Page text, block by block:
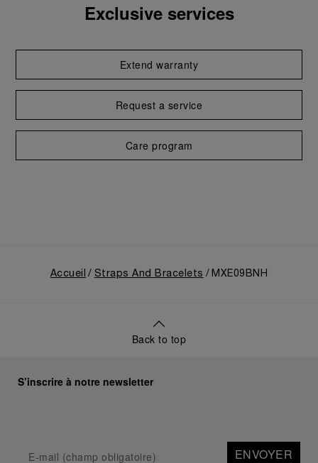
Exclusive services
Extend warranty
Request a service
Care program
Accueil Straps And Bracelets MXE09BNH
Back to top
S’inscrire à notre newsletter
ENVOYER